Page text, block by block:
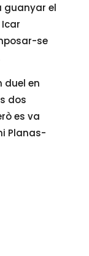
guanyar el
se
duel en
dos
es va
Planas-